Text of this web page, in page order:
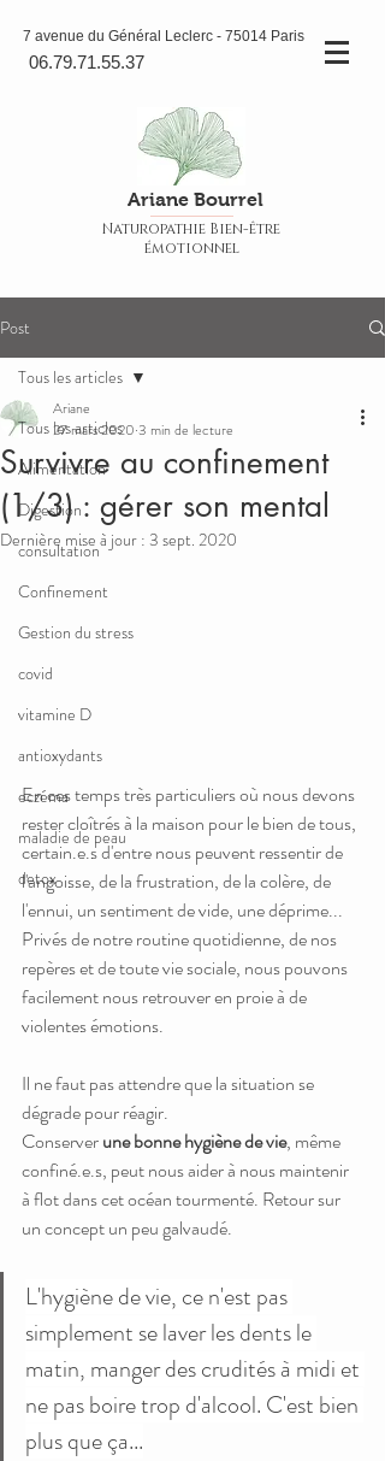
7 avenue du Général Leclerc - 75014 Paris
06.79.71.55.37
Ariane Bourrel
Naturopathie Bien-être
émotionnel
Post
Tous les articles
Alimentation
Digestion
consultation
Confinement
Gestion du stress
covid
vitamine D
antioxydants
eczéma
maladie de peau
detox
Tous les articles
Survivre au confinement
(1/3) : gérer son mental
Ariane
27 mars 2020 3 min de lecture
Dernière mise à jour : 3 sept. 2020
En ces temps très particuliers où nous devons
rester cloîtrés à la maison pour le bien de tous,
certain.e.s d'entre nous peuvent ressentir de
l'angoisse, de la frustration, de la colère, de
l'ennui, un sentiment de vide, une déprime...
Privés de notre routine quotidienne, de nos
repères et de toute vie sociale, nous pouvons
facilement nous retrouver en proie à de
violentes émotions.
Il ne faut pas attendre que la situation se
dégrade pour réagir.
Conserver une bonne hygiène de vie, même
confiné.e.s, peut nous aider à nous maintenir
à flot dans cet océan tourmenté. Retour sur
un concept un peu galvaudé.
L'hygiène de vie, ce n'est pas
simplement se laver les dents le
matin, manger des crudités à midi et
ne pas boire trop d'alcool. C'est bien
plus que ça...